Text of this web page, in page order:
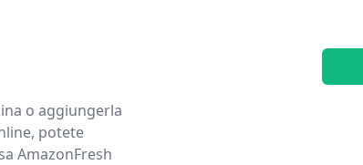
o aggiungerla
potete
AmazonFresh